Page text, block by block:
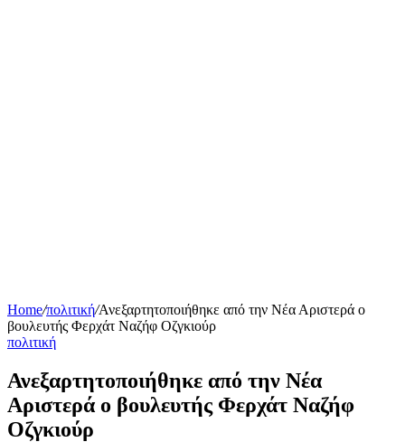
Home/πολιτική/Ανεξαρτητοποιήθηκε από την Νέα Αριστερά ο
βουλευτής Φερχάτ Ναζήφ Οζγκιούρ
πολιτική
Ανεξαρτητοποιήθηκε από την Νέα
Αριστερά ο βουλευτής Φερχάτ Ναζήφ
Οζγκιούρ